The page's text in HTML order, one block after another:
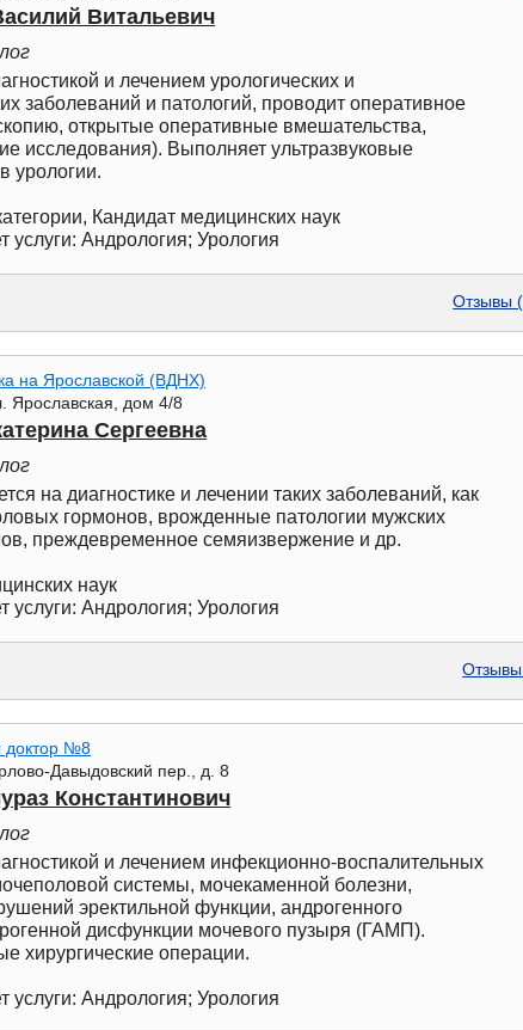
Витальевич
и лечением урологических и
заболеваний и патологий, проводит оперативное
открытые оперативные вмешательства,
исследования). Выполняет ультразвуковые
урологии.
Кандидат медицинских наук
услуги: Андрология; Урология
Отзывы
на Ярославской (ВДНХ)
Ярославская, дом 4/8
Сергеевна
на диагностике и лечении таких заболеваний, как
гормонов, врожденные патологии мужских
преждевременное семяизвержение и др.
наук
услуги: Андрология; Урология
№8
Давыдовский пер., д. 8
Константинович
и лечением инфекционно-воспалительных
системы, мочекаменной болезни,
эректильной функции, андрогенного
дисфункции мочевого пузыря (ГАМП).
хирургические операции.
услуги: Андрология; Урология